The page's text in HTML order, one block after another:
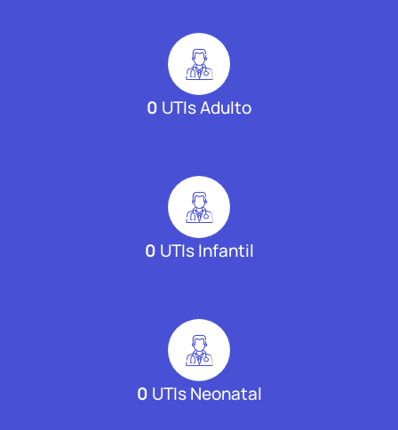
0 UTIs Adulto
0 UTIs Infantil
0 UTIs Neonatal